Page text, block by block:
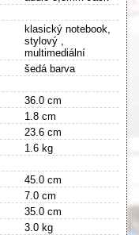
klasický notebook,
stylový ,
multimediální
šedá barva
36.0 cm
1.8 cm
23.6 cm
1.6 kg
45.0 cm
7.0 cm
35.0 cm
3.0 kg